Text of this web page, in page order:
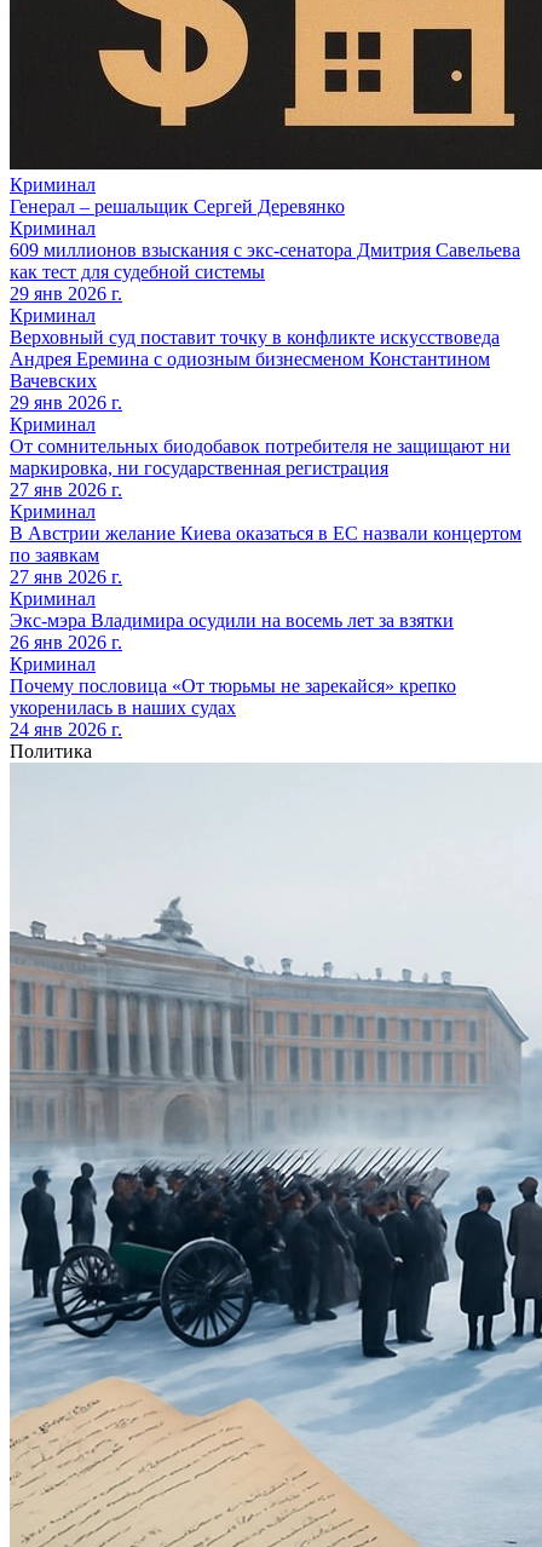
Криминал
Генерал – решальщик Сергей Деревянко
Криминал
609 миллионов взыскания с экс-сенатора Дмитрия Савельева
как тест для судебной системы
29 янв 2026 г.
Криминал
Верховный суд поставит точку в конфликте искусствоведа
Андрея Еремина с одиозным бизнесменом Константином
Вачевских
29 янв 2026 г.
Криминал
От сомнительных биодобавок потребителя не защищают ни
маркировка, ни государственная регистрация
27 янв 2026 г.
Криминал
В Австрии желание Киева оказаться в ЕС назвали концертом
по заявкам
27 янв 2026 г.
Криминал
Экс-мэра Владимира осудили на восемь лет за взятки
26 янв 2026 г.
Криминал
Почему пословица «От тюрьмы не зарекайся» крепко
укоренилась в наших судах
24 янв 2026 г.
Политика